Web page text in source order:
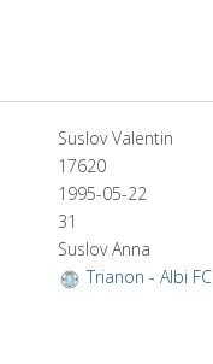
Suslov Valentin
17620
1995-05-22
31
Suslov Anna
Trianon - Albi FC